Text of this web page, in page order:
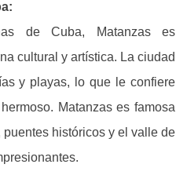
de Cuba, Matanzas es
cultural y artística. La ciudad
y playas, lo que le confiere
Matanzas es famosa
históricos y el valle de